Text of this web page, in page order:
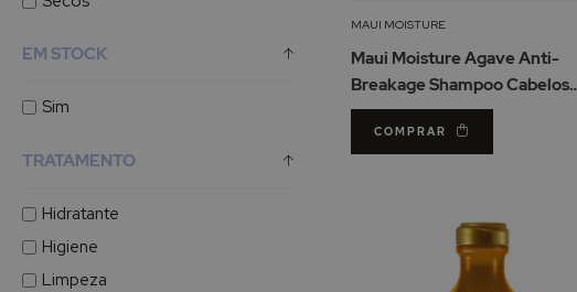
MAUI MOISTURE
Maui Moisture Agave Anti-
Breakage Shampoo Cabelos
Quebradiços 385ml
COMPRAR
EM STOCK
Sim
TRATAMENTO
Hidratante
Higiene
Limpeza